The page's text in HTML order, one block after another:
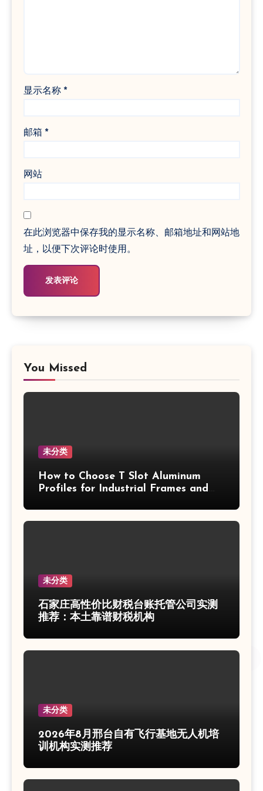
显示名称 *
邮箱 *
网站
在此浏览器中保存我的显示名称、邮箱地址和网站地
址，以便下次评论时使用。
You Missed
未分类
How to Choose T Slot Aluminum
Profiles for Industrial Frames and
未分类
石家庄高性价比财税台账托管公司实测
推荐：本土靠谱财税机构
未分类
2026年8月邢台自有飞行基地无人机培
训机构实测推荐